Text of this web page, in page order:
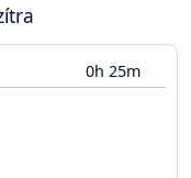
0h 25m